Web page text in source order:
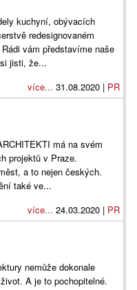
kuchyní, obývacích
redesignovaném
vám představíme naše
jisti, že...
více... 31.08.2020 | PR
má na svém
projektů v Praze.
a to nejen českých.
také ve...
více... 24.03.2020 | PR
nemůže dokonale
A je to pochopitelné.